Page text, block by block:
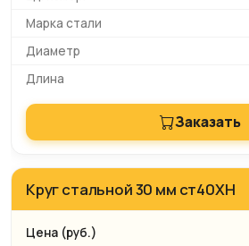
Заказать
Круг стальной 30 мм ст40ХН